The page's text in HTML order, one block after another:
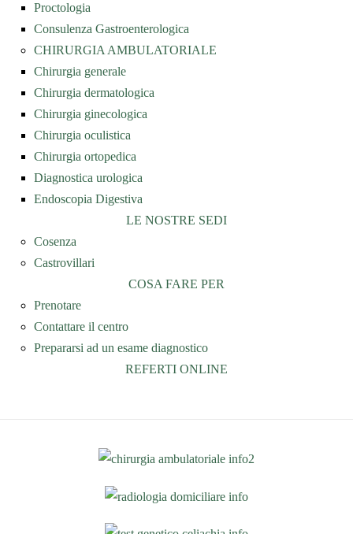
Proctologia
Consulenza Gastroenterologica
CHIRURGIA AMBULATORIALE
Chirurgia generale
Chirurgia dermatologica
Chirurgia ginecologica
Chirurgia oculistica
Chirurgia ortopedica
Diagnostica urologica
Endoscopia Digestiva
LE NOSTRE SEDI
Cosenza
Castrovillari
COSA FARE PER
Prenotare
Contattare il centro
Prepararsi ad un esame diagnostico
REFERTI ONLINE